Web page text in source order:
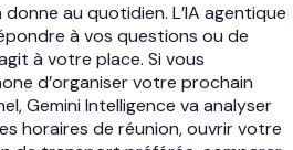
au quotidien. L’IA agentique
à vos questions ou de
à votre place. Si vous
d’organiser votre prochain
Gemini Intelligence va analyser
horaires de réunion, ouvrir votre